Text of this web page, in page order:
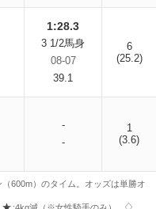
1:28.3
3 1/2馬身
08-07
39.1
6
(25.2)
-
-
1
(3.6)
600m）のタイム。オッズは単勝オ